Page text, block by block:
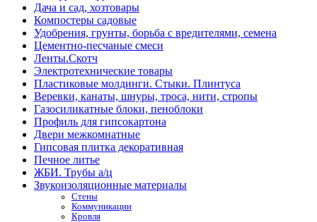
Дача и сад, хозтовары
Компостеры садовые
Удобрения, грунты, борьба с вредителями, семена
Цементно-песчаные смеси
Ленты.Скотч
Электротехнические товары
Пластиковые молдинги. Стыки. Плинтуса
Веревки, канаты, шнуры, троса, нити, стропы
Газосиликатные блоки, пеноблоки
Профиль для гипсокартона
Двери межкомнатные
Гипсовая плитка декоративная
Печное литье
ЖБИ. Трубы а/ц
Звукоизоляционные материалы
Стены
Коммуникации
Кровля